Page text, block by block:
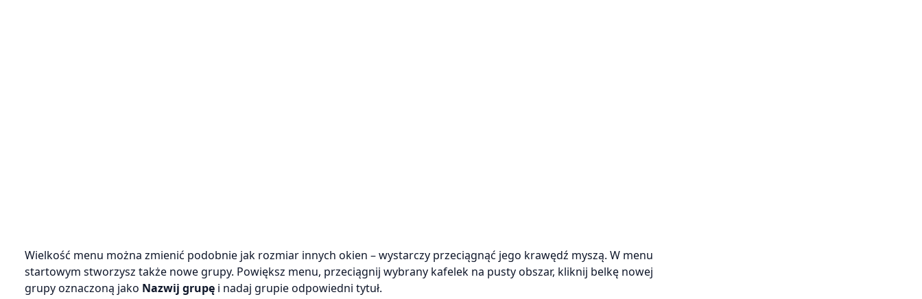
Wielkość menu można zmienić podobnie jak rozmiar innych okien – wystarczy przeciągnąć jego krawędź myszą. W menu
startowym stworzysz także nowe grupy. Powiększ menu, przeciągnij wybrany kafelek na pusty obszar, kliknij belkę nowej
grupy oznaczoną jako Nazwij grupę i nadaj grupie odpowiedni tytuł.